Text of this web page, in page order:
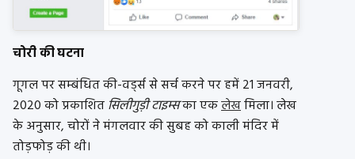
चोरी की घटना
गूगल पर सम्बंधित की-वर्ड्स से सर्च करने पर हमें 21 जनवरी,
2020 को प्रकाशितसिलीगुड़ी टाइम्सका एकलेखमिला। लेख
के अनुसार, चोरों ने मंगलवार की सुबह को काली मंदिर में
तोड़फोड़ की थी।